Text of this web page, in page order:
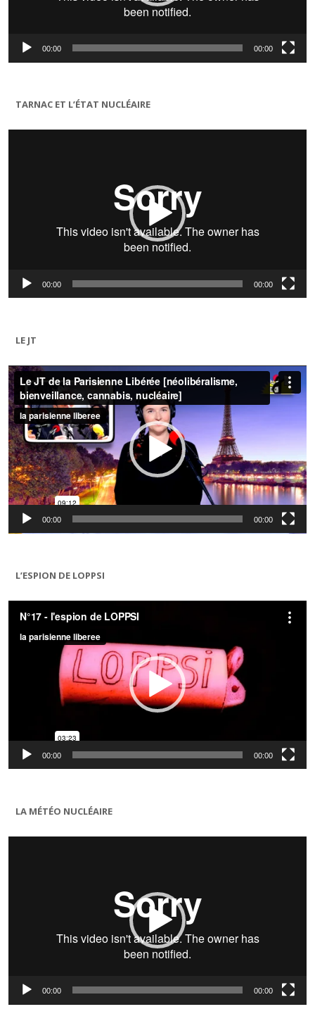
00:00 00:00
TARNAC ET L’ÉTAT NUCLÉAIRE
Lecteur
00:00 00:00
LE JT
Lecteur
vidéo
00:00 00:00
L’ESPION DE LOPPSI
Lecteur
vidéo
00:00 00:00
LA MÉTÉO NUCLÉAIRE
Lecteur
00:00 00:00